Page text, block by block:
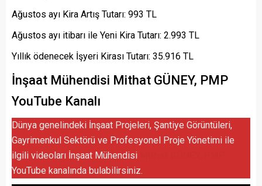
Ağustos ayı Kira Artış Tutarı: 993 TL
Ağustos ayı itibarı ile Yeni Kira Tutarı: 2.993 TL
Yıllık ödenecek İşyeri Kirası Tutarı: 35.916 TL
İnşaat Mühendisi Mithat GÜNEY, PMP
YouTube Kanalı
Dünya genelindeki İnşaat Projeleri, Şantiye Görüntüleri,
Gayrimenkul Sektörü ve Profesyonel Proje Yönetimi ile
ilgili videoları İnşaat Mühendisi
YouTube kanalında bulabilirsiniz.